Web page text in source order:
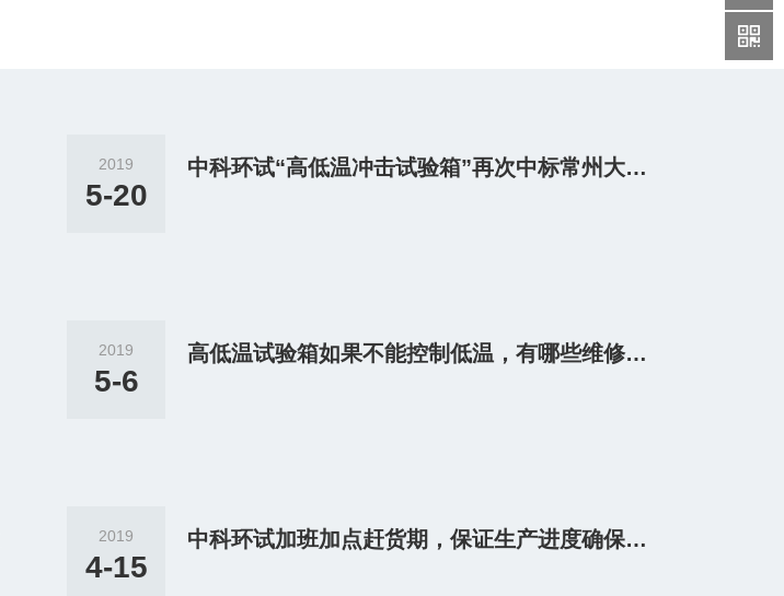
2019
5-20
中科环试“高低温冲击试验箱”再次中标常州大学采购项目
2019
5-6
高低温试验箱如果不能控制低温，有哪些维修方法？
2019
4-15
中科环试加班加点赶货期，保证生产进度确保按时发货